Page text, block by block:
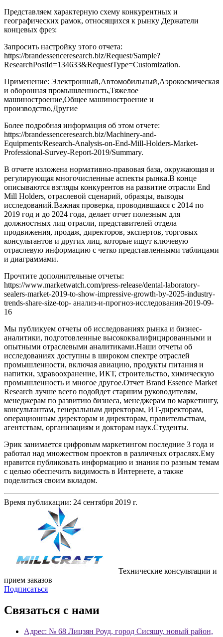
Представляем характерную схему конкурентных и
географических рамок, относящихся к рынку Держатели
концевых фрез:
Запросить настройку этого отчета:
https://brandessenceresearch.biz/Request/Sample?
ResearchPostId=134633&RequestType=Customization.
Применение: Электронный,Автомобильный,Аэрокосмическая
и оборонная промышленность,Тяжелое
машиностроение,Общее машиностроение и
производство,Другие
Более подробная информация об этом отчете:
https://brandessenceresearch.biz/Machinery-and-
Equipments/Research-Analysis-on-End-Mill-Holders-Market-
Professional-Survey-Report-2019/Summary.
В отчете изложена нормативно-правовая база, окружающая и
регулирующая многочисленные аспекты рынка.В конце
описываются взгляды конкурентов на развитие отрасли End
Mill Holders, отраслевой сценарий, образцы, выводы
исследований.Важная проверка, проводившаяся с 2014 по
2019 год и до 2024 года, делает отчет полезным для
должностных лиц отрасли, представителей отдела
продвижения, продаж, директоров, экспертов, торговых
консультантов и других лиц, которые ищут ключевую
отраслевую информацию с четко представленными таблицами
и диаграммами.
Прочтите дополнительные отчеты:
https://www.marketwatch.com/press-release/dental-laboratory-
sealers-market-2019-to-show-impressive-growth-by-2025-industry-
trends-share-size-top- анализ-и-прогноз-исследования-2019-09-
16
Мы публикуем отчеты об исследованиях рынка и бизнес-
аналитики, подготовленные высококвалифицированными и
опытными отраслевыми аналитиками.Наши отчеты об
исследованиях доступны в широком спектре отраслей
промышленности, включая авиацию, продукты питания и
напитки, здравоохранение, ИКТ, строительство, химическую
промышленность и многое другое.Отчет Brand Essence Market
Research лучше всего подойдет старшим руководителям,
менеджерам по развитию бизнеса, менеджерам по маркетингу,
консультантам, генеральным директорам, ИТ-директорам,
операционным директорам и директорам, правительствам,
агентствам, организациям и докторам наук.Студенты.
Эрик занимается цифровым маркетингом последние 3 года и
работал над множеством проектов в различных отраслях.Ему
нравится публиковать информацию и знания по разным темам
с целью обеспечить видимость в Интернете, а также
поделиться своим вкладом.
Время публикации: 24 сентября 2019 г.
Технические консультации и
прием заказов
Подписаться
Связаться с нами
Адрес: № 68 Лицзян Роуд, город Сисяшу, новый район,